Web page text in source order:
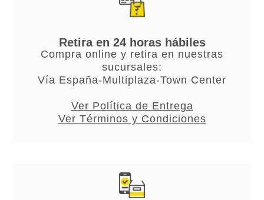
Retira en 24 horas hábiles
Compra online y retira en nuestras
sucursales:
Vía España-Multiplaza-Town Center
Ver Política de Entrega
Ver Términos y Condiciones